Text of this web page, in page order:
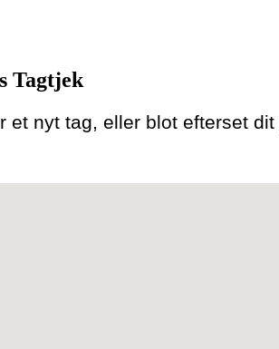
Tagtjek
et nyt tag, eller blot efterset